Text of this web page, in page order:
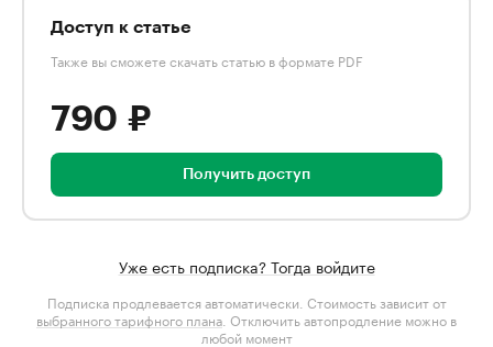
Доступ к статье
Также вы сможете скачать статью в формате PDF
790 ₽
Получить доступ
Уже есть подписка? Тогда войдите
Подписка продлевается автоматически. Стоимость зависит от
выбранного тарифного плана . Отключить автопродление можно в
любой момент